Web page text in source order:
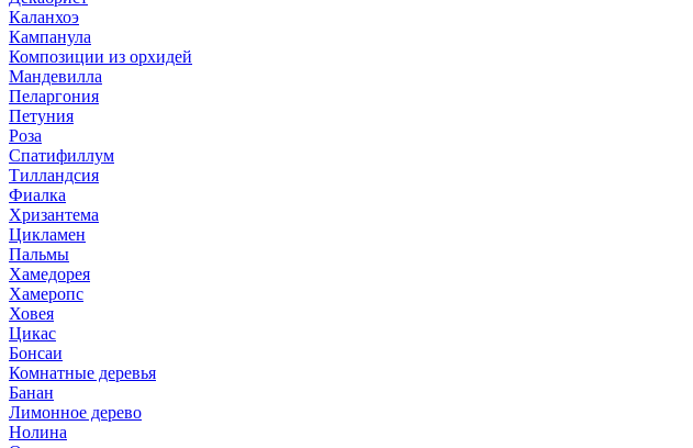
Каланхоэ
Кампанула
Композиции из орхидей
Мандевилла
Пеларгония
Петуния
Роза
Спатифиллум
Тилландсия
Фиалка
Хризантема
Цикламен
Пальмы
Хамедорея
Хамеропс
Ховея
Цикас
Бонсаи
Комнатные деревья
Банан
Лимонное дерево
Нолина